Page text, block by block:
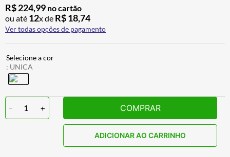
R$224,99 no cartão
ou até 12x de R$18,74
Ver todas opções de pagamento
: UNICA
- 1 + COMPRAR
ADICIONAR AO CARRINHO